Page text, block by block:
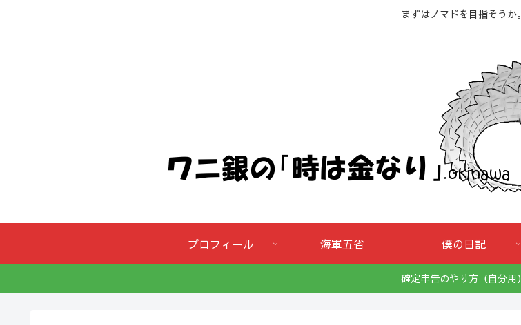
まずはノマドを目指そうか。
プロフィール 海軍五省 僕の日記
確定申告のやり方（自分用）